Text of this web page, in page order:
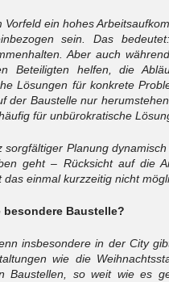
Vorfeld ein hohes
sein. Das
Aber auch
Beteiligten helfen, die
Lösungen für konkrete
der Baustelle nur
für unbürokratische
Planung
geht – Rücksicht auf die
einmal kurzzeitig nicht
Baustelle?
insbesondere in der City
wie die
Baustellen, so weit wie es